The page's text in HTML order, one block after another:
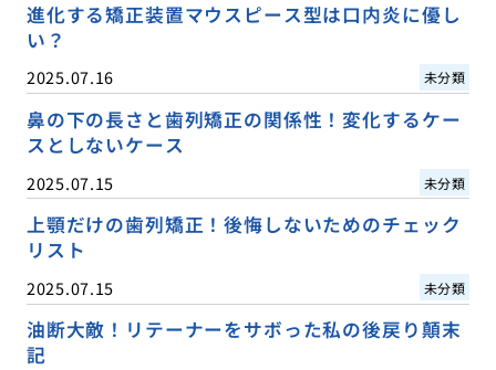
進化する矯正装置マウスピース型は口内炎に優し
い？
2025.07.16 未分類
鼻の下の長さと歯列矯正の関係性！変化するケー
スとしないケース
2025.07.15 未分類
上顎だけの歯列矯正！後悔しないためのチェック
リスト
2025.07.15 未分類
油断大敵！リテーナーをサボった私の後戻り顛末
記